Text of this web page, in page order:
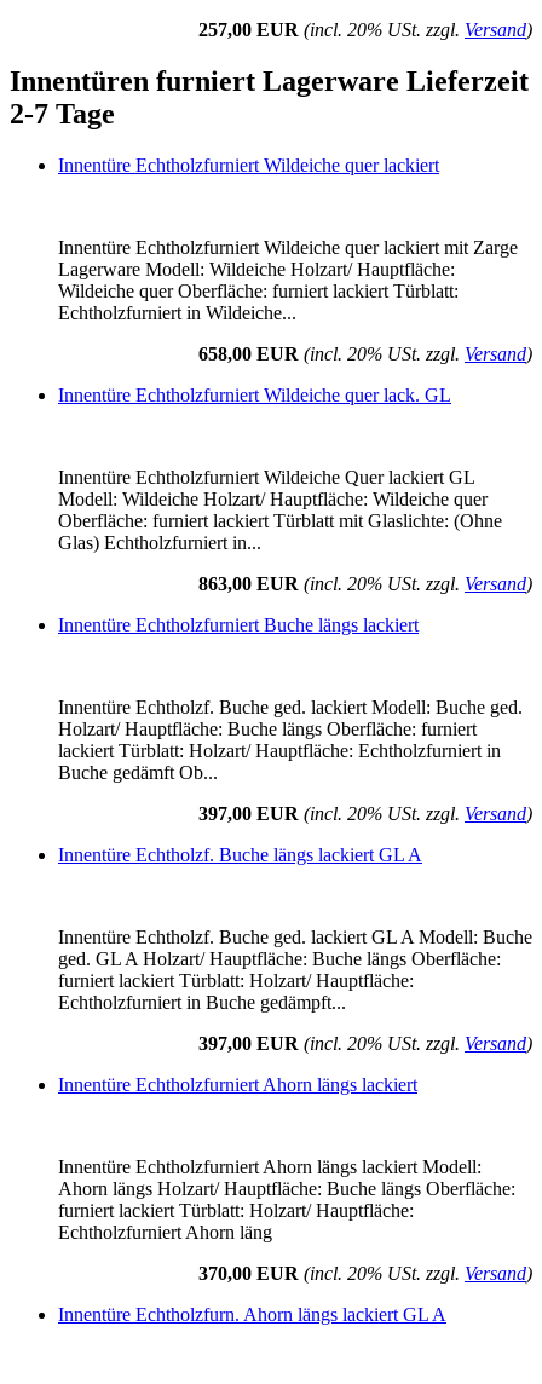
257,00 EUR (incl. 20% USt. zzgl. Versand)
Innentüren furniert Lagerware Lieferzeit
2-7 Tage
Innentüre Echtholzfurniert Wildeiche quer lackiert
Innentüre Echtholzfurniert Wildeiche quer lackiert mit Zarge
Lagerware Modell: Wildeiche Holzart/ Hauptfläche:
Wildeiche quer Oberfläche: furniert lackiert Türblatt:
Echtholzfurniert in Wildeiche...
658,00 EUR (incl. 20% USt. zzgl. Versand)
Innentüre Echtholzfurniert Wildeiche quer lack. GL
Innentüre Echtholzfurniert Wildeiche Quer lackiert GL
Modell: Wildeiche Holzart/ Hauptfläche: Wildeiche quer
Oberfläche: furniert lackiert Türblatt mit Glaslichte: (Ohne
Glas) Echtholzfurniert in...
863,00 EUR (incl. 20% USt. zzgl. Versand)
Innentüre Echtholzfurniert Buche längs lackiert
Innentüre Echtholzf. Buche ged. lackiert Modell: Buche ged.
Holzart/ Hauptfläche: Buche längs Oberfläche: furniert
lackiert Türblatt: Holzart/ Hauptfläche: Echtholzfurniert in
Buche gedämft Ob...
397,00 EUR (incl. 20% USt. zzgl. Versand)
Innentüre Echtholzf. Buche längs lackiert GL A
Innentüre Echtholzf. Buche ged. lackiert GL A Modell: Buche
ged. GL A Holzart/ Hauptfläche: Buche längs Oberfläche:
furniert lackiert Türblatt: Holzart/ Hauptfläche:
Echtholzfurniert in Buche gedämpft...
397,00 EUR (incl. 20% USt. zzgl. Versand)
Innentüre Echtholzfurniert Ahorn längs lackiert
Innentüre Echtholzfurniert Ahorn längs lackiert Modell:
Ahorn längs Holzart/ Hauptfläche: Buche längs Oberfläche:
furniert lackiert Türblatt: Holzart/ Hauptfläche:
Echtholzfurniert Ahorn läng
370,00 EUR (incl. 20% USt. zzgl. Versand)
Innentüre Echtholzfurn. Ahorn längs lackiert GL A